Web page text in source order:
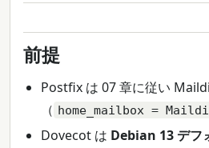
前提
Postfix は 07 章に従い
（ home_mailbox =
Dovecot は Debian 13 デフ